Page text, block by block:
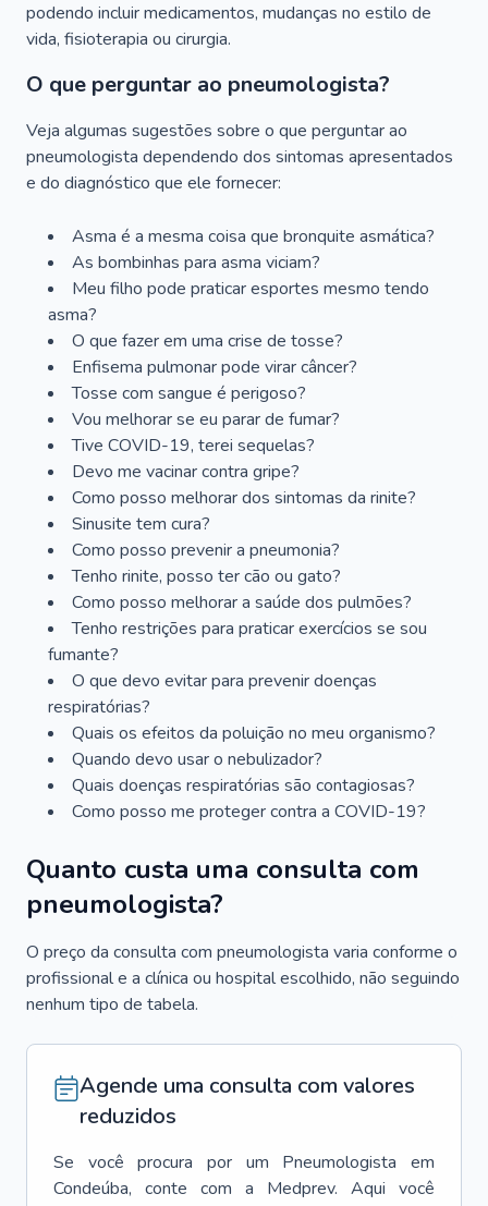
podendo incluir medicamentos, mudanças no estilo de
vida, fisioterapia ou cirurgia.
O que perguntar ao pneumologista?
Veja algumas sugestões sobre o que perguntar ao
pneumologista dependendo dos sintomas apresentados
e do diagnóstico que ele fornecer:
Asma é a mesma coisa que bronquite asmática?
As bombinhas para asma viciam?
Meu filho pode praticar esportes mesmo tendo
asma?
O que fazer em uma crise de tosse?
Enfisema pulmonar pode virar câncer?
Tosse com sangue é perigoso?
Vou melhorar se eu parar de fumar?
Tive COVID-19, terei sequelas?
Devo me vacinar contra gripe?
Como posso melhorar dos sintomas da rinite?
Sinusite tem cura?
Como posso prevenir a pneumonia?
Tenho rinite, posso ter cão ou gato?
Como posso melhorar a saúde dos pulmões?
Tenho restrições para praticar exercícios se sou
fumante?
O que devo evitar para prevenir doenças
respiratórias?
Quais os efeitos da poluição no meu organismo?
Quando devo usar o nebulizador?
Quais doenças respiratórias são contagiosas?
Como posso me proteger contra a COVID-19?
Quanto custa uma consulta com
pneumologista?
O preço da consulta com pneumologista varia conforme o
profissional e a clínica ou hospital escolhido, não seguindo
nenhum tipo de tabela.
Agende uma consulta com valores
reduzidos
Se você procura por um Pneumologista
em
Condeúba, conte com a Medprev. Aqui você